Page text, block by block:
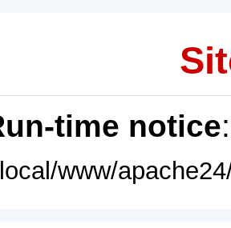
time notice
www/